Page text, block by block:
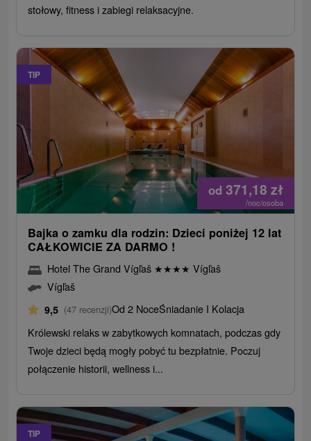
stołowy, fitness i zabiegi relaksacyjne.
TIP
od 371,18 zł
/noc/osoba
Bajka o zamku dla rodzin: Dzieci poniżej 12 lat
CAŁKOWICIE ZA DARMO !
Hotel The Grand Vígľaš ★★★★ Vígľaš
Vígľaš
9,5 (47 recenzji)Od 2 NoceŚniadanie I Kolacja
Królewski relaks w zabytkowych komnatach, podczas gdy
Twoje dzieci będą mogły pobyć tu bezpłatnie. Poczuj
połączenie historii, wellness i...
TIP